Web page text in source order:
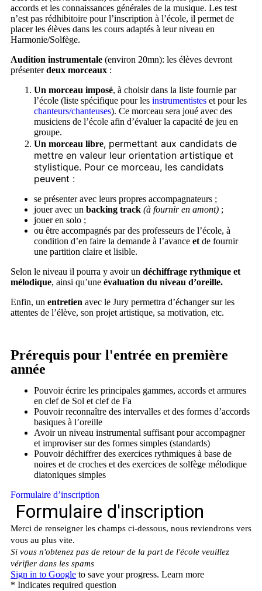
accords et les connaissances générales de la musique. Les test
n’est pas rédhibitoire pour l’inscription à l’école, il permet de
placer les élèves dans les cours adaptés à leur niveau en
Harmonie/Solfège.
Audition instrumentale (environ 20mn): les élèves devront
présenterdeux morceaux :
Un morceau imposé, à choisir dans la liste fournie par
l’école (liste spécifique pour les instrumentistes et pour les
chanteurs/chanteuses). Ce morceau sera joué avec des
musiciens de l’école afin d’évaluer la capacité de jeu en
groupe.
Un morceau libre, permettant aux candidats de
mettre en valeur leur orientation artistique et
stylistique. Pour ce morceau, les candidats
peuvent :
se présenter avec leurs propres accompagnateurs ;
jouer avec un backing track (à fournir en amont) ;
jouer en solo ;
ou être accompagnés par des professeurs de l’école, à
condition d’en faire la demande à l’avance et de fournir
une partition claire et lisible.
Selon le niveau il pourra y avoir un déchiffrage rythmique et
mélodique, ainsi qu’une évaluation du niveau d’oreille.
Enfin, un entretien avec le Jury permettra d’échanger sur les
attentes de l’élève, son projet artistique, sa motivation, etc.
Prérequis pour l'entrée en première
année
Pouvoir écrire les principales gammes, accords et armures
en clef de Sol et clef de Fa
Pouvoir reconnaître des intervalles et des formes d’accords
basiques à l’oreille
Avoir un niveau instrumental suffisant pour accompagner
et improviser sur des formes simples (standards)
Pouvoir déchiffrer des exercices rythmiques à base de
noires et de croches et des exercices de solfège mélodique
diatoniques simples
Formulaire d’inscription